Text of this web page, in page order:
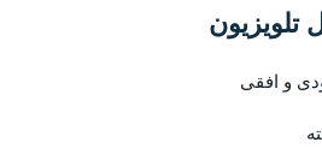
و افقی